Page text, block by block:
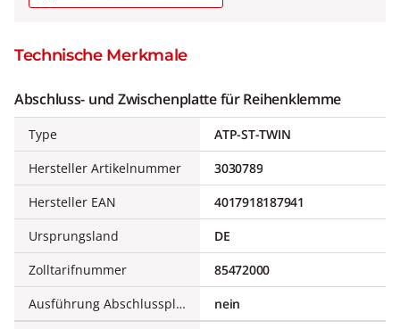
Technische Merkmale
Abschluss- und Zwischenplatte für Reihenklemme
Type
ATP-ST-TWIN
Hersteller Artikelnummer
3030789
Hersteller EAN
4017918187941
Ursprungsland
DE
Zolltarifnummer
85472000
Ausführung Abschlussplatte
nein